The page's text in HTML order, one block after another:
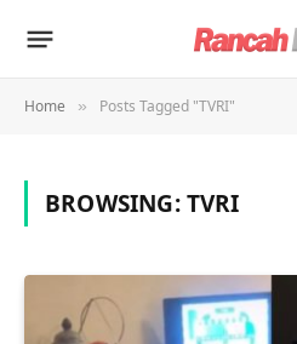
Home » Posts Tagged "TVRI"
BROWSING:TVRI